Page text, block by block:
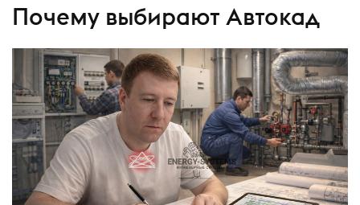
Почему выбирают Автокад